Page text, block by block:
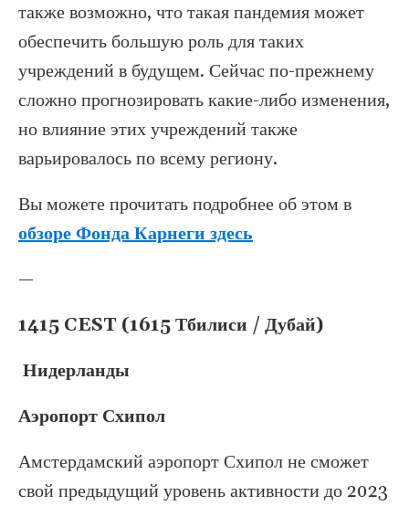
также возможно, что такая пандемия может
обеспечить большую роль для таких
учреждений в будущем. Сейчас по-прежнему
сложно прогнозировать какие-либо изменения,
но влияние этих учреждений также
варьировалось по всему региону.
Вы можете прочитать подробнее об этом в
обзоре Фонда Карнеги здесь
—
1415 CEST (1615 Тбилиси / Дубай)
Нидерланды
Аэропорт Схипол
Амстердамский аэропорт Схипол не сможет
свой предыдущий уровень активности до 2023